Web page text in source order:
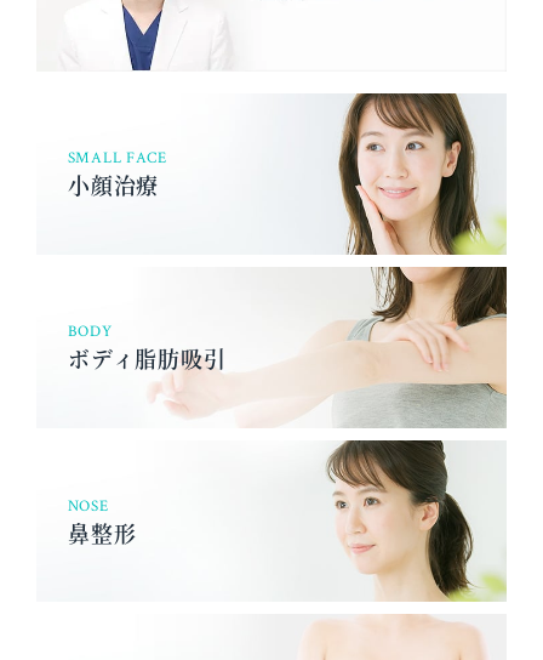
SMALL FACE
小顔治療
BODY
ボディ脂肪吸引
NOSE
鼻整形